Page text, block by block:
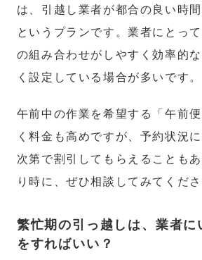
は、引越し業者が都合の良い時
というプランです。業者にとっ
の組み合わせがしやすく効率的
く設定している場合が多いです。
午前中の作業を希望する「午前
く料金も高めですが、予約状況
次第で割引してもらえることも
り時に、ぜひ相談してみてくださ
繁忙期の引っ越しは、業者に
をすればいい？